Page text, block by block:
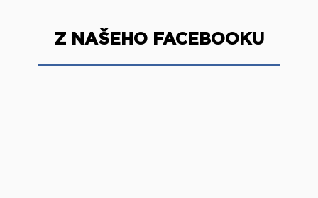
Z NAŠEHO FACEBOOKU